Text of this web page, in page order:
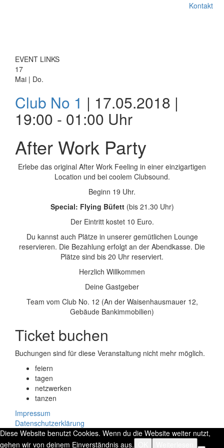
Kontakt
EVENT LINKS
17
Mai | Do.
Club No 1 | 17.05.2018 |
19:00 - 01:00 Uhr
After Work Party
Erlebe das original After Work Feeling in einer einzigartigen
Location und bei coolem Clubsound.
Beginn 19 Uhr.
Special: Flying Büfett (bis 21.30 Uhr)
Der Eintritt kostet 10 Euro.
Du kannst auch Plätze in unserer gemütlichen Lounge
reservieren. Die Bezahlung erfolgt an der Abendkasse. Die
Plätze sind bis 20 Uhr reserviert.
Herzlich Willkommen
Deine Gastgeber
Team vom Club No. 12 (An der Waisenhausmauer 12,
Gebäude Bankimmobilien)
Ticket buchen
Buchungen sind für diese Veranstaltung nicht mehr möglich.
feiern
tagen
netzwerken
tanzen
Impressum
Datenschutzerklärung
Diese Website benutzt Cookies. Wenn du die Website weiter nutzt,
gehen wir von deinem Einverständnis aus.